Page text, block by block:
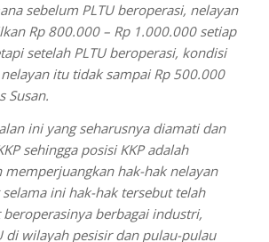
sebelum PLTU beroperasi, nelayan
Rp 800.000 – Rp 1.000.000 setiap
setelah PLTU beroperasi, kondisi
itu tidak sampai Rp 500.000
Susan.
ini yang seharusnya diamati dan
sehingga posisi KKP adalah
memperjuangkan hak-hak nelayan
ini hak-hak tersebut telah
berbagai industri,
di wilayah pesisir dan pulau-pulau